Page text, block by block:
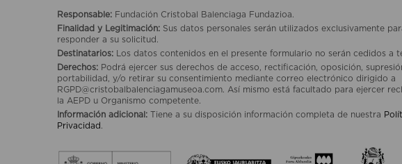
Responsable: Fundación Cristobal Balenciaga Fundazioa.
Finalidad y Legitimación: Sus datos personales serán utilizados exclusivamente
responder a su solicitud.
Destinatarios:
Los datos contenidos en el presente formulario no serán cedidos a
Derechos: Podrá ejercer sus derechos de acceso, rectificación, oposición,
portabilidad, y/o retirar su consentimiento mediante correo electrónico dirigido a
RGPD@cristobalbalenciagamuseoa.com. Así mismo está facultado para ejercer
la AEPD u Organismo competente.
Información adicional: Tiene a su disposición información completa de nuestra
Privacidad .